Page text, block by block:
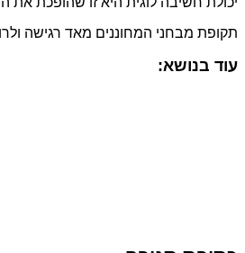
תקופת מבחני המחוננים מאד רגישה
עוד בנושא: